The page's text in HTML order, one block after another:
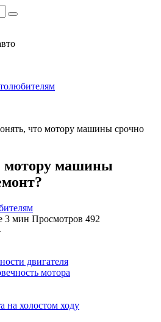
что мотору машины срочно
мотору машины
3 мин Просмотров 492
двигателя
мотора
на холостом ходу